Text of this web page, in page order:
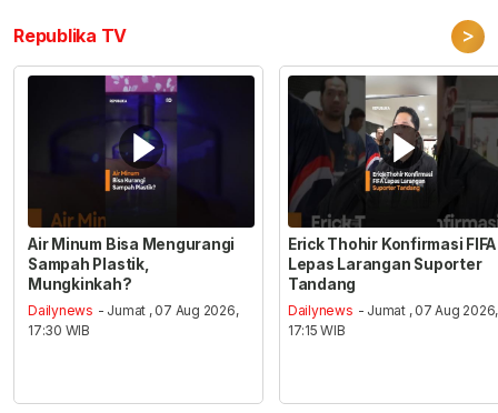
Republika TV >
Air Minum Bisa Mengurangi
Sampah Plastik,
Mungkinkah?
Dailynews - Jumat , 07 Aug 2026,
17:30 WIB
Erick Thohir Konfirmasi FIFA
Lepas Larangan Suporter
Tandang
Dailynews - Jumat , 07 Aug 2026,
17:15 WIB